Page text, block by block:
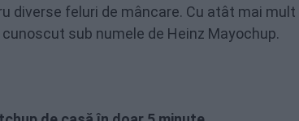
diverse feluri de mâncare. Cu atât mai
sub numele de Heinz Mayochup.